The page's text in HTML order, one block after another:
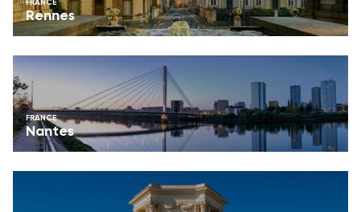
FRANCE
Rennes
FRANCE
Nantes